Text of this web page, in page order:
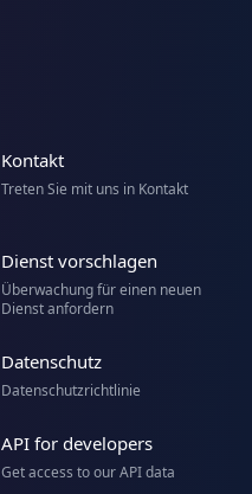
Kontakt
Treten Sie mit uns in Kontakt
Dienst vorschlagen
Überwachung für einen neuen
Dienst anfordern
Datenschutz
Datenschutzrichtlinie
API for developers
Get access to our API data